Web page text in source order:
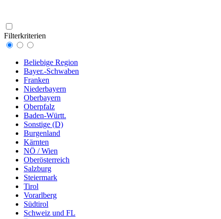
Filterkriterien
Beliebige Region
Bayer.-Schwaben
Franken
Niederbayern
Oberbayern
Oberpfalz
Baden-Württ.
Sonstige (D)
Burgenland
Kärnten
NÖ / Wien
Oberösterreich
Salzburg
Steiermark
Tirol
Vorarlberg
Südtirol
Schweiz und FL